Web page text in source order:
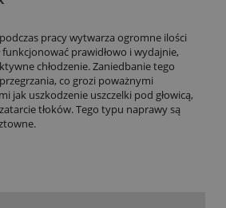
pracy wytwarza ogromne ilości
funkcjonować prawidłowo i wydajnie,
chłodzenie. Zaniedbanie tego
co grozi poważnymi
jak uszkodzenie uszczelki pod głowicą,
tłoków. Tego typu naprawy są